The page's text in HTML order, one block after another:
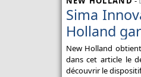
Sima
Holland
New Holland
dans cet article le
découvrir le